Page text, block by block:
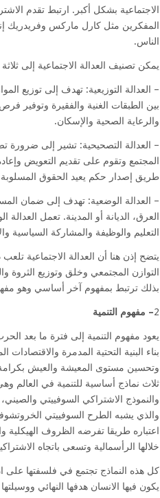
الاجتماعية بشكل أكبر. ارتبط تقدم
المفكرين مثل كارل ماركس وفريدريك
الناس.
يمكن تصنيف العدالة الاجتماعية إلى
– العدالة التوزيعية: تهدف إلى توزيع
بين الطبقات الغنية والفقيرة وتوفير
والرعاية الصحية والإسكان.
– العدالة التصحيحية: تشير إلى ضرورة
المجتمع وتقوم على تقديم التعويض
طريق إصدار حكم يعيد الحقوق
– العدالة الوضعية: تهدف إلى ضمان
العرق، الديانة أو المدينة. تعمل
التعليم والوظيفة والمشاركة السياسية
يتضح إذن هنا أن العدالة الاجتماعية
التوازن المجتمعي وخلق وتوزيع
بذلك ترتبط بمفهوم آخر أساسي وهو
2– مفهوم التنمية
يعود مفهوم التنمية إلى فترة ما بعد
بناء البنية التحتية المدمرة
وتحسين مستوى المعيشة والعيش
ثلاث نماذج أساسية للتنمية في العالم
والنموذج الاشتراكي السوفييتي
والذي يشبه الطرح السوفييتي
اعتباره طريقا تفرضه الظروف الهيكلية
خلالها الرأسمالية وتسعى باتجاه
كل هذه النماذج تجتمع في فلسفتها على
يكون فيها الانسان هدفها النهائي